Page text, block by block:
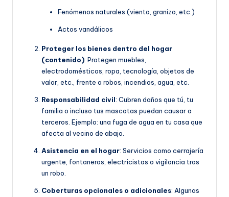
Fenómenos naturales (viento, granizo, etc.)
Actos vandálicos
Proteger los bienes dentro del hogar
(contenido): Protegen muebles,
electrodomésticos, ropa, tecnología, objetos de
valor, etc., frente a robos, incendios, agua, etc.
Responsabilidad civil: Cubren daños que tú, tu
familia o incluso tus mascotas puedan causar a
terceros. Ejemplo: una fuga de agua en tu casa que
afecta al vecino de abajo.
Asistencia en el hogar: Servicios como cerrajería
urgente, fontaneros, electricistas o vigilancia tras
un robo.
Coberturas opcionales o adicionales: Algunas